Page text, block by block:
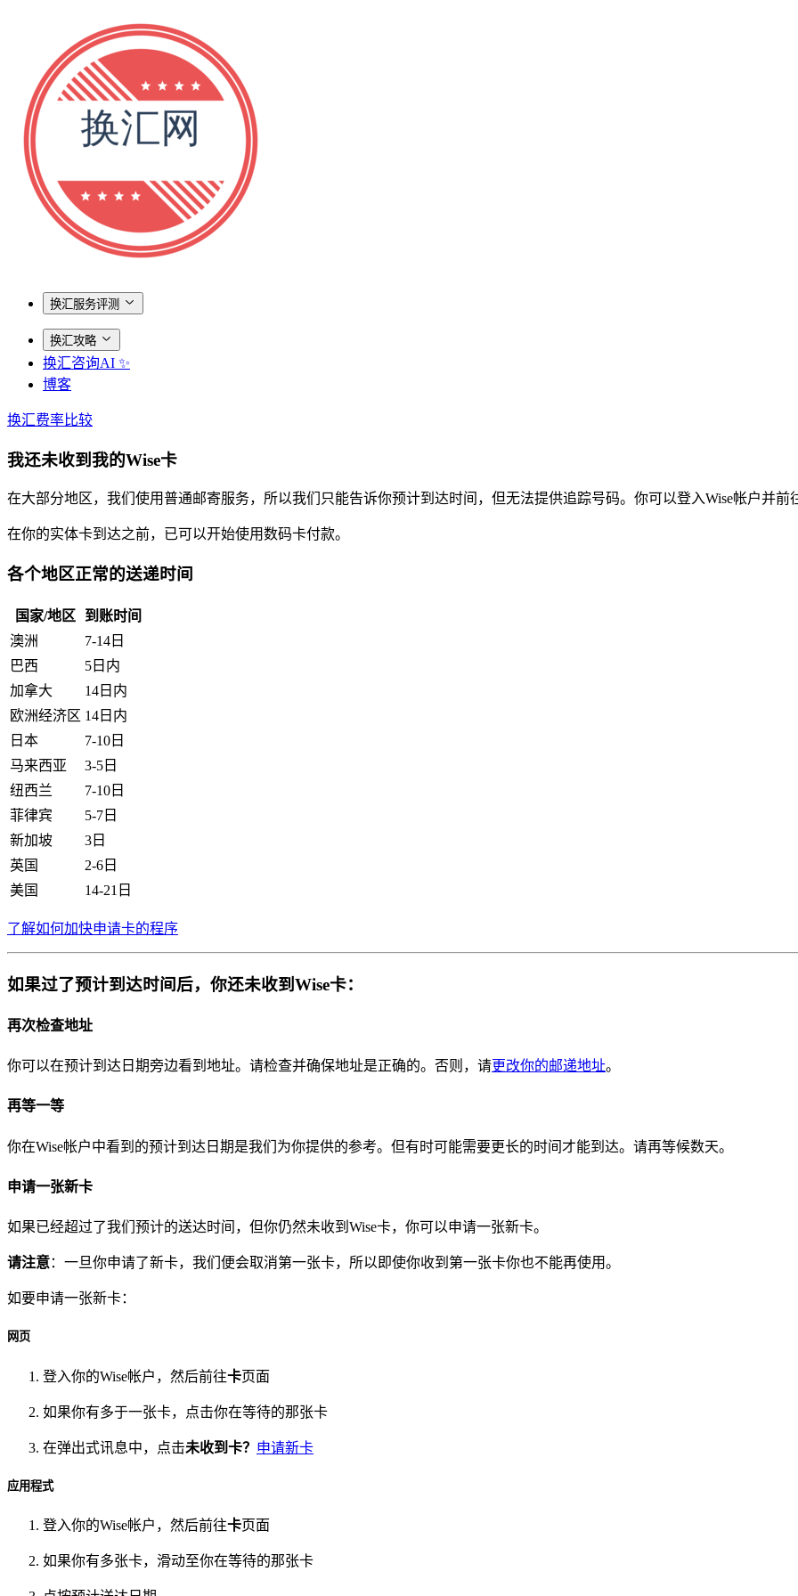
换汇服务评测
换汇攻略
换汇咨询AI ✨
博客
换汇费率比较
我还未收到我的Wise卡
在大部分地区，我们使用普通邮寄服务，所以我们只能告诉你预计到达时间，但无法提供追踪号码。你可以登入Wise帐户并前
在你的实体卡到达之前，已可以开始使用数码卡付款。
各个地区正常的送递时间
国家/地区
到账时间
澳洲
7-14日
巴西
5日内
加拿大
14日内
欧洲经济区 14日内
日本
7-10日
马来西亚
3-5日
纽西兰
7-10日
菲律宾
5-7日
新加坡
3日
英国
2-6日
美国
14-21日
了解如何加快申请卡的程序
如果过了预计到达时间后，你还未收到Wise卡：
再次检查地址
你可以在预计到达日期旁边看到地址。请检查并确保地址是正确的。否则，请更改你的邮递地址。
再等一等
你在Wise帐户中看到的预计到达日期是我们为你提供的参考。但有时可能需要更长的时间才能到达。请再等候数天。
申请一张新卡
如果已经超过了我们预计的送达时间，但你仍然未收到Wise卡，你可以申请一张新卡。
请注意：一旦你申请了新卡，我们便会取消第一张卡，所以即使你收到第一张卡你也不能再使用。
如要申请一张新卡：
网页
登入你的Wise帐户，然后前往卡页面
如果你有多于一张卡，点击你在等待的那张卡
在弹出式讯息中，点击未收到卡？ 申请新卡
应用程式
登入你的Wise帐户，然后前往卡页面
如果你有多张卡，滑动至你在等待的那张卡